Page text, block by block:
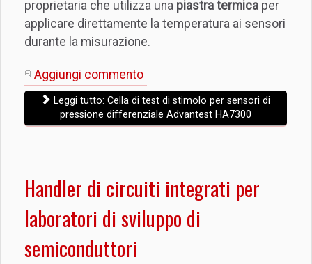
proprietaria che utilizza una piastra termica per
applicare direttamente la temperatura ai sensori
durante la misurazione.
Aggiungi commento
Leggi tutto: Cella di test di stimolo per sensori di
pressione differenziale Advantest HA7300
Handler di circuiti integrati per
laboratori di sviluppo di
semiconduttori